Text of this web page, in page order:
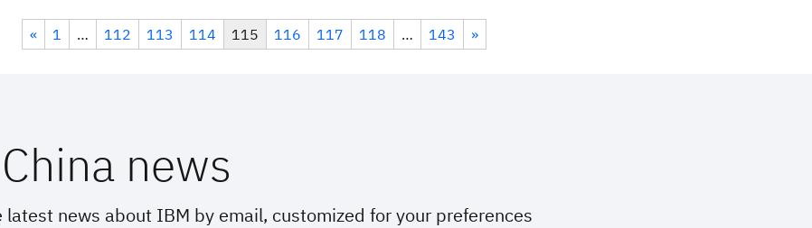
« 1 … 112 113 114 115 116 117 118 … 143 »
news
latest news about IBM by email, customized for your preferences